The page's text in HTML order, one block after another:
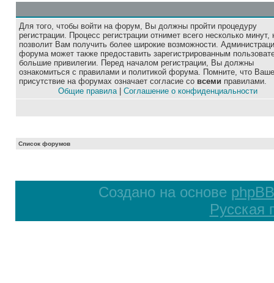
Для того, чтобы войти на форум, Вы должны пройти процедуру
регистрации. Процесс регистрации отнимет всего несколько минут,
позволит Вам получить более широкие возможности.
форума может также предоставить зарегистрированным
большие привилегии. Перед началом регистрации, Вы должны
ознакомиться с правилами и политикой форума. Помните, что Ваше
присутствие на форумах означает согласие со всеми правилами.
Общие правила| Соглашение о конфиденциальности
Список форумов
Создано на основе phpBB
Русская